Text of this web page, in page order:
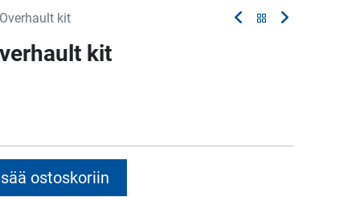
kit
kit
ostoskoriin